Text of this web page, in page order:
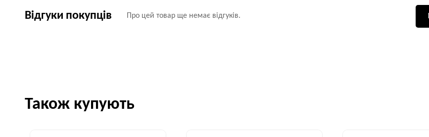
Відгуки покупців Про цей товар ще немає відгуків.
Також купують